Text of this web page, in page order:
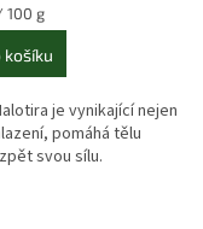
100 g
košíku
je vynikající nejen
pomáhá tělu
svou sílu.